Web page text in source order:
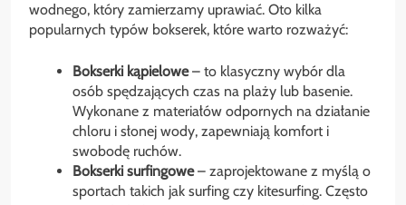
wodnego, który zamierzamy uprawiać. Oto kilka
popularnych typów bokserek, które warto rozważyć:
Bokserki kąpielowe– to klasyczny wybór dla
osób spędzających czas na plaży lub basenie.
Wykonane z materiałów odpornych na działanie
chloru i słonej wody, zapewniają komfort i
swobodę ruchów.
Bokserki surfingowe– zaprojektowane z myślą o
sportach takich jak surfing czy kitesurfing. Często